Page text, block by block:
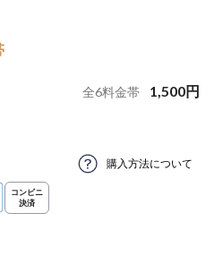
全6料金帯 1,500円
購入方法について